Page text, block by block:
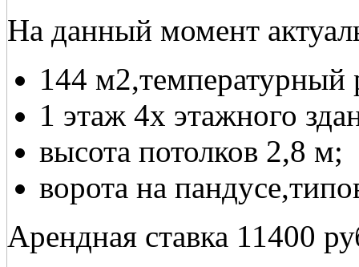
На данный момент
144
1 этаж 4х этажного
высота потолков 2,8 м;
ворота на
Арендная ставка 11400